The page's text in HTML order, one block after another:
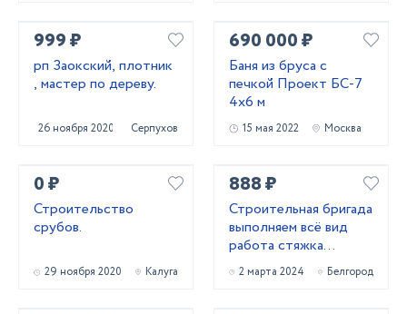
999 ₽
рп Заокский, плотник
, мастер по дереву.
26 ноября 2020 Серпухов
690 000 ₽
Баня из бруса с
печкой Проект БС-7
4х6 м
15 мая 2022 Москва
0 ₽
Строительство
срубов.
29 ноября 2020 Калуга
888 ₽
Строительная бригада
выполняем всё вид
работа стяжка
короед фасад
штукатурк
2 марта 2024 Белгород